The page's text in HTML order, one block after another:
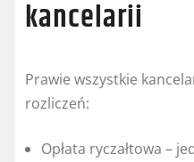
kancelarii
Prawie wszystkie
rozliczeń:
Opłata ryczałtowa –